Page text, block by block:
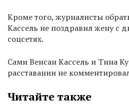
Кроме того, журналисты
Кассель не поздравил жену с
соцсетях.
Сами Венсан Кассель и Тина
расставании не
Читайте также